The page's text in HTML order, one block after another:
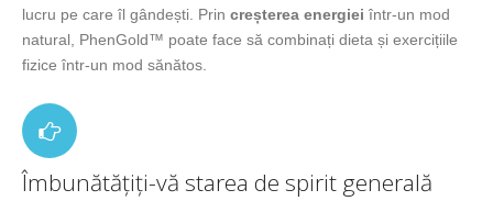
lucru pe care îl gândești. Prin creșterea energiei într-un mod
natural, PhenGold™ poate face să combinați dieta și exercițiile
fizice într-un mod sănătos.
Îmbunătățiți-vă starea de spirit generală